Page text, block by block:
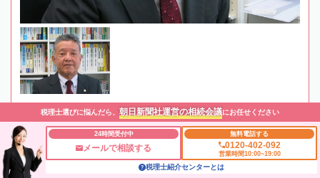
最寄駅
JR「大阪駅」徒歩5分 / 阪急電鉄「大阪梅田駅」徒歩
5分 / 大阪メトロ「梅田駅」徒歩5分
税理士選びに悩んだら、 朝日新聞社運営の相続会議にお任せください
24時間受付中
メールで相談する
無料電話する
0120-402-092
営業時間10:00~19:00
税理士紹介センターとは